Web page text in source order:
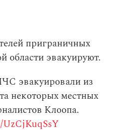
приграничных
области эвакуируют.
эвакуировали из
некоторых местных
Клоопа.